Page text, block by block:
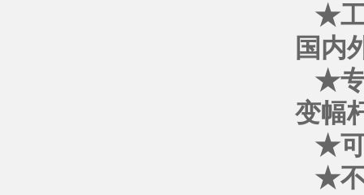
★工
国内
★专
变幅
★可
★不